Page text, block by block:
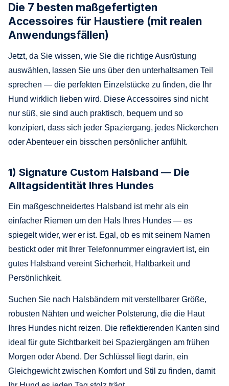
Die 7 besten maßgefertigten
Accessoires für Haustiere (mit realen
Anwendungsfällen)
Jetzt, da Sie wissen, wie Sie die richtige Ausrüstung
auswählen, lassen Sie uns über den unterhaltsamen Teil
sprechen — die perfekten Einzelstücke zu finden, die Ihr
Hund wirklich lieben wird. Diese Accessoires sind nicht
nur süß, sie sind auch praktisch, bequem und so
konzipiert, dass sich jeder Spaziergang, jedes Nickerchen
oder Abenteuer ein bisschen persönlicher anfühlt.
1) Signature Custom Halsband — Die
Alltagsidentität Ihres Hundes
Ein maßgeschneidertes Halsband ist mehr als ein
einfacher Riemen um den Hals Ihres Hundes — es
spiegelt wider, wer er ist. Egal, ob es mit seinem Namen
bestickt oder mit Ihrer Telefonnummer eingraviert ist, ein
gutes Halsband vereint Sicherheit, Haltbarkeit und
Persönlichkeit.
Suchen Sie nach Halsbändern mit verstellbarer Größe,
robusten Nähten und weicher Polsterung, die die Haut
Ihres Hundes nicht reizen. Die reflektierenden Kanten sind
ideal für gute Sichtbarkeit bei Spaziergängen am frühen
Morgen oder Abend. Der Schlüssel liegt darin, ein
Gleichgewicht zwischen Komfort und Stil zu finden, damit